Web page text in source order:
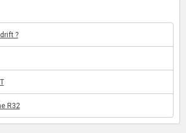
?
R32